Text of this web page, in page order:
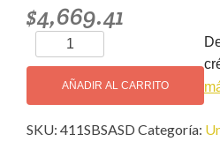
$4,669.41
Producto
cantidad
AÑADIR AL CARRITO
SKU: 411SBSASD Categoría: